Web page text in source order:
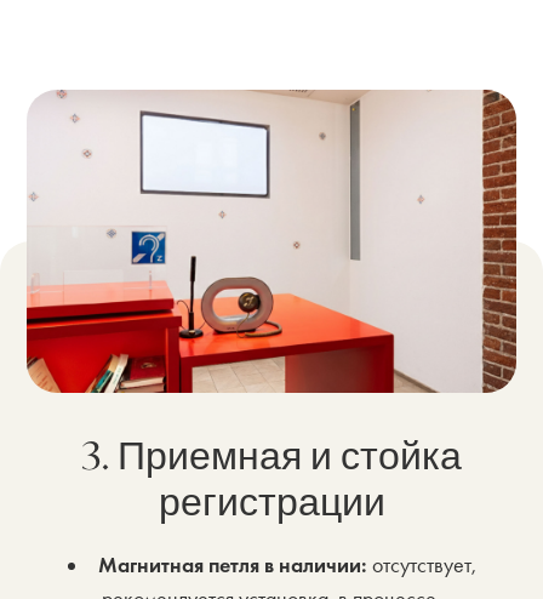
3. Приемная и стойка
регистрации
Магнитная петля в наличии: отсутствует,